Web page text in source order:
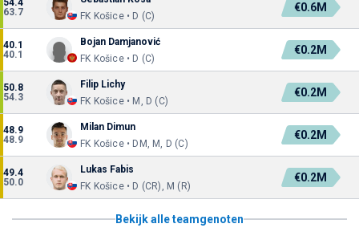
63.7
FK Košice • D (C)
€0.6M
40.1
40.1
Bojan Damjanović
FK Košice • D (C)
€0.2M
50.8
54.3
Filip Lichy
FK Košice • M, D (C)
€0.2M
48.9
48.9
Milan Dimun
FK Košice • DM, M, D (C)
€0.2M
49.4
50.0
Lukas Fabis
FK Košice • D (CR), M (R)
€0.2M
Bekijk alle teamgenoten